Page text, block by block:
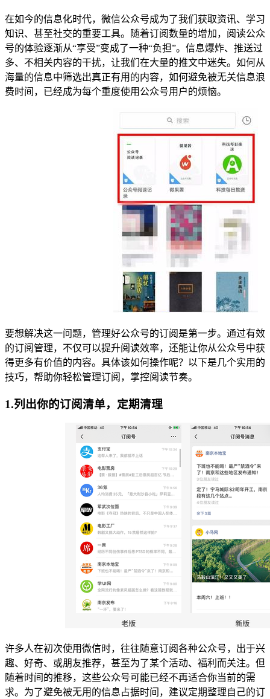
在如今的信息化时代，微信公众号成为了我们获取资讯、学习
知识、甚至社交的重要工具。随着订阅数量的增加，阅读公众
号的体验逐渐从“享受”变成了一种“负担”。信息爆炸、推送过
多、不相关内容的干扰，让我们在大量的推文中迷失。如何从
海量的信息中筛选出真正有用的内容，如何避免被无关信息浪
费时间，已经成为每个重度使用公众号用户的烦恼。
要想解决这一问题，管理好公众号的订阅是第一步。通过有效
的订阅管理，不仅可以提升阅读效率，还能让你从公众号中获
得更多有价值的内容。具体该如何操作呢？以下是几个实用的
技巧，帮助你轻松管理订阅，掌控阅读节奏。
1.列出你的订阅清单，定期清理
许多人在初次使用微信时，往往随意订阅各种公众号，出于兴
趣、好奇、或朋友推荐，甚至为了某个活动、福利而关注。但
随着时间的推移，这些公众号可能已经不再适合你当前的需
求。为了避免被无用的信息占据时间，建议定期整理自己的订